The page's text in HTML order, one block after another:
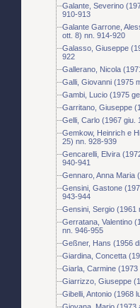
Galante, Severino
910-913
Galante Garrone,
ott. 8) nn. 914-920
Galasso, Giuseppe
922
Gallerano, Nicola
Galli, Giovanni (1975
Gambi, Lucio (1975
Garritano, Giuseppe
Gelli, Carlo (1967 giu.
Gemkow, Heinrich e
25) nn. 928-939
Gencarelli, Elvira
940-941
Gennaro, Anna Maria
Gensini, Gastone
943-944
Gensini, Sergio (1961
Gerratana, Valentino
nn. 946-955
Geßner, Hans (1956
Giardina, Concetta
Giarla, Carmine (1973
Giarrizzo, Giuseppe
Gibelli, Antonio (1968
Giovana, Mario (1973